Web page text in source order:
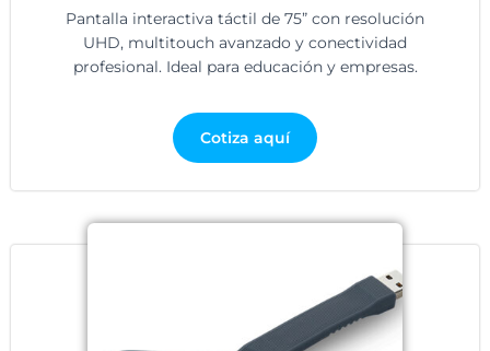
Pantalla interactiva táctil de 75” con resolución
UHD, multitouch avanzado y conectividad
profesional. Ideal para educación y empresas.
Cotiza aquí